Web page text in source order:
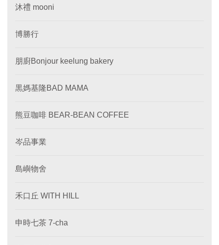
沐禮 mooni
博勝行
朋廚Bonjour keelung bakery
黒媽基隆BAD MAMA
熊豆咖啡 BEAR-BEAN COFFEE
岑品事業
島嶼物舍
禾口丘 WITH HILL
申時七茶 7-cha